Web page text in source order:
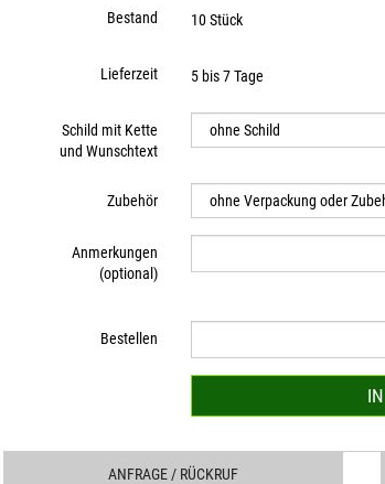
Bestand
10 Stück
Lieferzeit 5 bis 7 Tage
Schild mit Kette
und Wunschtext
Zubehör
Anmerkungen
(optional)
Bestellen
ANFRAGE / RÜCKRUF